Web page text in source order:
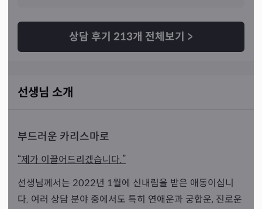
상담 후기 213개 전체보기 >
선생님 소개
부드러운 카리스마로
“제가 이끌어드리겠습니다.”
선생님께서는 2022년 1월에 신내림을 받은 애동이십니
다. 여러 상담 분야 중에서도 특히 연애운과 궁합운, 진로운